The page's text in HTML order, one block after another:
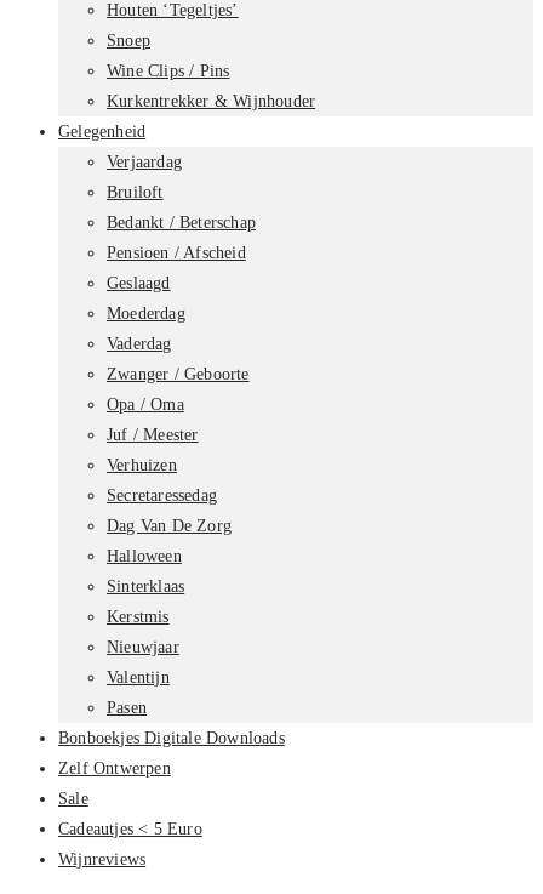
Houten ‘Tegeltjes’
Snoep
Wine Clips / Pins
Kurkentrekker & Wijnhouder
Gelegenheid
Verjaardag
Bruiloft
Bedankt / Beterschap
Pensioen / Afscheid
Geslaagd
Moederdag
Vaderdag
Zwanger / Geboorte
Opa / Oma
Juf / Meester
Verhuizen
Secretaressedag
Dag Van De Zorg
Halloween
Sinterklaas
Kerstmis
Nieuwjaar
Valentijn
Pasen
Bonboekjes Digitale Downloads
Zelf Ontwerpen
Sale
Cadeautjes < 5 Euro
Wijnreviews